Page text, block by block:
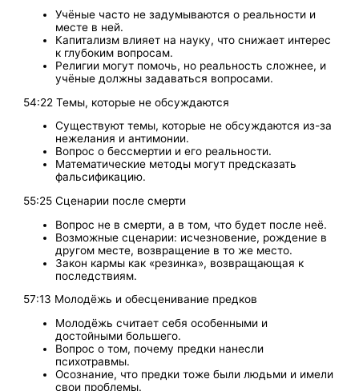
Учёные часто не задумываются о реальности и
месте в ней.
Капитализм влияет на науку, что снижает интерес
к глубоким вопросам.
Религии могут помочь, но реальность сложнее, и
учёные должны задаваться вопросами.
54:22 Темы, которые не обсуждаются
Существуют темы, которые не обсуждаются из-за
нежелания и антимонии.
Вопрос о бессмертии и его реальности.
Математические методы могут предсказать
фальсификацию.
55:25 Сценарии после смерти
Вопрос не в смерти, а в том, что будет после неё.
Возможные сценарии: исчезновение, рождение в
другом месте, возвращение в то же место.
Закон кармы как «резинка», возвращающая к
последствиям.
57:13 Молодёжь и обесценивание предков
Молодёжь считает себя особенными и
достойными большего.
Вопрос о том, почему предки нанесли
психотравмы.
Осознание, что предки тоже были людьми и имели
свои проблемы.